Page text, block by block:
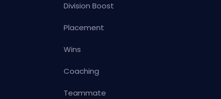
Division Boost
Placement
Wins
Coaching
Teammate